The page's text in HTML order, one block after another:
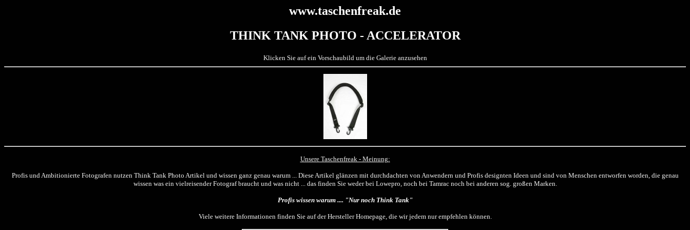
www.taschenfreak.de
THINK TANK PHOTO - ACCELERATOR
Klicken Sie auf ein Vorschaubild um die Galerie anzusehen
Unsere Taschenfreak - Meinung:
Profis und Ambitionierte Fotografen nutzen Think Tank Photo Artikel und wissen ganz genau warum ... Diese Artikel glänzen mit durchdachten von Anwendern und Profis designten Ideen und sind von Menschen entworfen worden, die genau
wissen was ein vielreisender Fotograf braucht und was nicht ... das finden Sie weder bei Lowepro, noch bei Tamrac noch bei anderen sog. großen Marken.
Profis wissen warum .... "Nur noch Think Tank"
Viele weitere Informationen finden Sie auf der Hersteller Homepage, die wir jedem nur empfehlen können.